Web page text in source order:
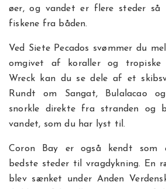
øer, og vandet er flere steder
fiskene fra båden.
Ved Siete Pecados svømmer du
omgivet af koraller og tropiske
Wreck kan du se dele af et
Rundt om Sangat, Bulalacao
snorkle direkte fra stranden og
vandet, som du har lyst til.
Coron Bay er også kendt som
bedste steder til vragdykning. En
blev sænket under Anden